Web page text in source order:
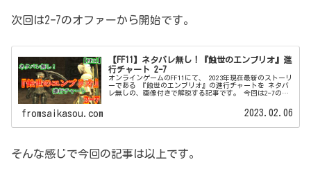
次回は2ｰ7のオファーから開始です。
【FF11】ネタバレ無し！『蝕世のエンブリオ』進
行チャート 2ｰ7
オンラインゲームのFF11にて、 2023年現在最新のストーリ
ーである 『蝕世のエンブリオ』の進行チャートを ネタバ
レ無しの、画像付きで解説する記事です。 今回は2ｰ7のオ
fromsaikasou.com 2023.02.06
そんな感じで今回の記事は以上です。